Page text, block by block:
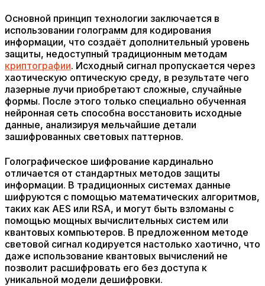
Основной принцип технологии заключается в
использовании голограмм для кодирования
информации, что создаёт дополнительный уровень
защиты, недоступный традиционным методам
криптографии. Исходный сигнал пропускается через
хаотическую оптическую среду, в результате чего
лазерные лучи приобретают сложные, случайные
формы. После этого только специально обученная
нейронная сеть способна восстановить исходные
данные, анализируя мельчайшие детали
зашифрованных световых паттернов.
Голографическое шифрование кардинально
отличается от стандартных методов защиты
информации. В традиционных системах данные
шифруются с помощью математических алгоритмов,
таких как AES или RSA, и могут быть взломаны с
помощью мощных вычислительных систем или
квантовых компьютеров. В предложенном методе
световой сигнал кодируется настолько хаотично, что
даже использование квантовых вычислений не
позволит расшифровать его без доступа к
уникальной модели дешифровки.